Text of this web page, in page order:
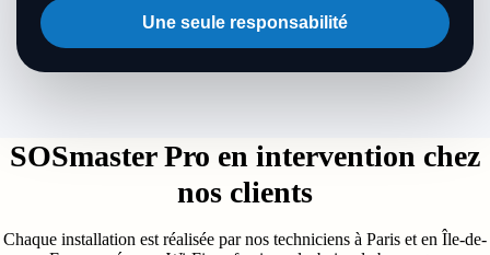
Une seule responsabilité
SOSmaster Pro en intervention chez
nos clients
Chaque installation est réalisée par nos techniciens à Paris et en Île-de-